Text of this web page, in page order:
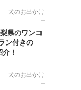
犬のお出かけ
県のワンコ
ン付きの
！
犬のお出かけ